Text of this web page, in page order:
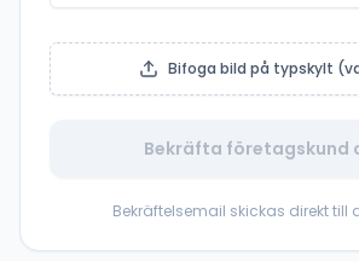
Bifoga bild på typskylt
Bekräfta företagskund
Bekräftelsemail skickas direkt till